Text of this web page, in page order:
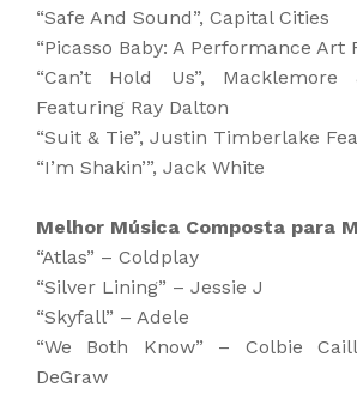
“Safe And Sound”, Capital Cities
“Picasso Baby: A Performance Art
“Can’t Hold Us”,
Featuring Ray Dalton
“Suit & Tie”, Justin Timberlake
“I’m Shakin’”, Jack White
Melhor Música Composta para
“Atlas” – Coldplay
“Silver Lining” – Jessie J
“Skyfall” – Adele
“We Both Know” – Colbie
DeGraw